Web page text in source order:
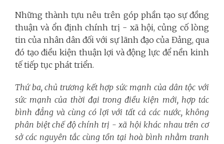
Những thành tựu nêu trên góp phần tạo sự đồng
thuận và ổn định chính trị - xã hội, củng cố lòng
tin của nhân dân đối với sự lãnh đạo của Đảng, qua
đó tạo điều kiện thuận lợi và động lực để nền kinh
tế tiếp tục phát triển.
Thứ ba, chủ trương kết hợp sức mạnh của dân tộc với
sức mạnh của thời đại trong điều kiện mới, hợp tác
bình đẳng và cùng có lợi với tất cả các nước, không
phân biệt chế độ chính trị - xã hội khác nhau trên cơ
sở các nguyên tắc cùng tồn tại hoà bình nhằm tranh